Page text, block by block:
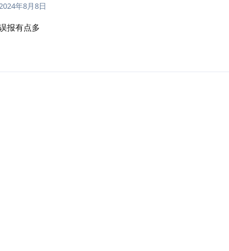
年8月8日
报有点多